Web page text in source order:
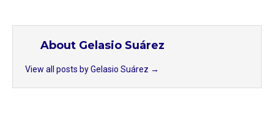
About Gelasio Suárez
View all posts by Gelasio Suárez →